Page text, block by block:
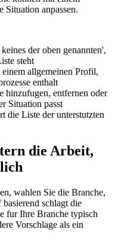
Situation anpassen.
der oben genannten',
steht
einem allgemeinen Profil,
enthalt
hinzufugen, entfernen oder
Situation passt
die Liste der unterstutzten
die Arbeit,
wahlen Sie die Branche,
schlagt die
fur Ihre Branche typisch
Vorschlage als ein